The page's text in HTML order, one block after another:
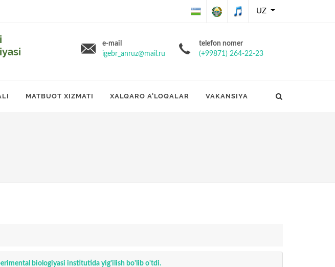
Respublikasining
RespublikasiRespublikasi
UZ
e-mail
igebr_anruz@mail.ru
telefon nomer
(+99871) 264-22-23
MATBUOT XIZMATI XALQARO A'LOQALAR VAKANSIYA
biologiyasi institutida yig'ilish bo'lib o'tdi.